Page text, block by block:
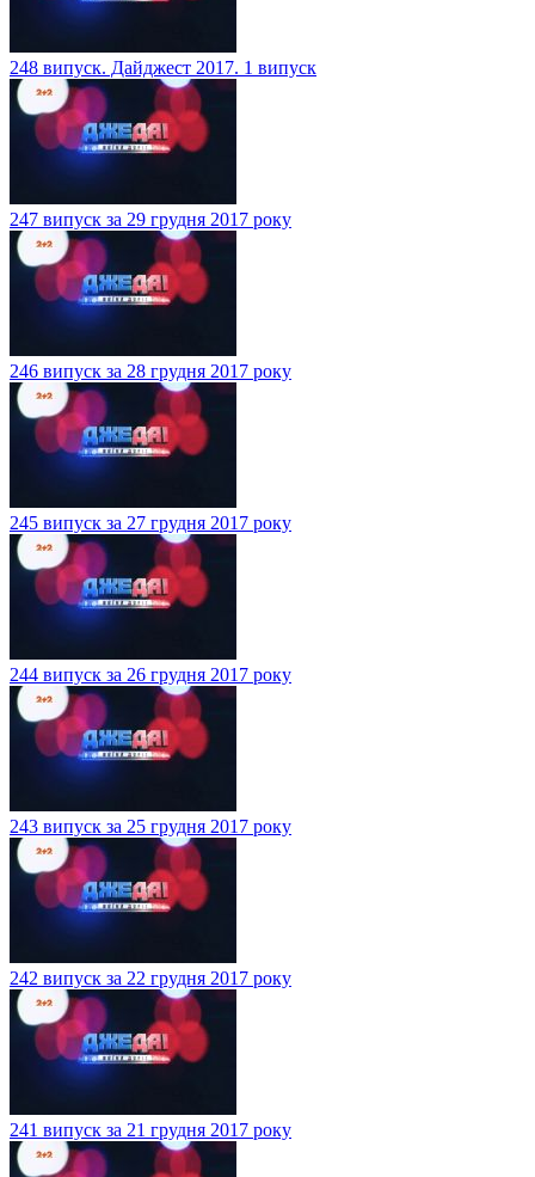
248 випуск. Дайджест 2017. 1 випуск
247 випуск за 29 грудня 2017 року
246 випуск за 28 грудня 2017 року
245 випуск за 27 грудня 2017 року
244 випуск за 26 грудня 2017 року
243 випуск за 25 грудня 2017 року
242 випуск за 22 грудня 2017 року
241 випуск за 21 грудня 2017 року